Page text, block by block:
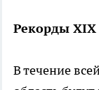
Рекорды
В течение